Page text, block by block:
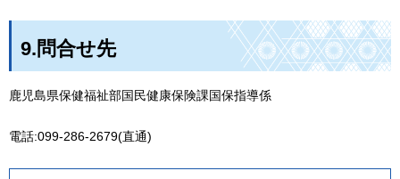
9.問合せ先
鹿児島県保健福祉部国民健康保険課国保指導係
電話:099-286-2679(直通)